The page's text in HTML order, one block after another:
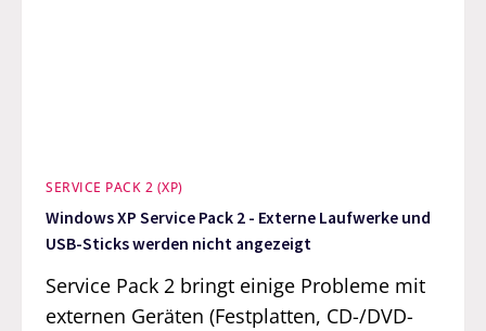
SERVICE PACK 2 (XP)
Windows XP Service Pack 2 - Externe Laufwerke und
USB-Sticks werden nicht angezeigt
Service Pack 2 bringt einige Probleme mit
externen Geräten (Festplatten, CD-/DVD-